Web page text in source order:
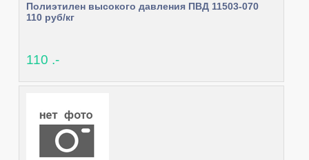
Полиэтилен высокого давления ПВД 11503-070
110 руб/кг
110 .-